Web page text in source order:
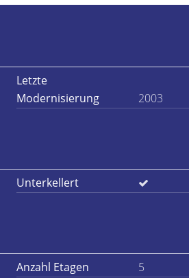
Letzte
Modernisierung
2003
Unterkellert
Anzahl Etagen
5